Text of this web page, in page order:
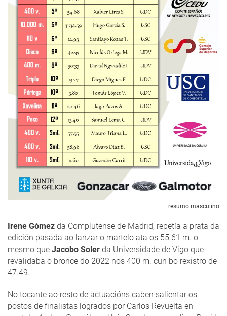
resumo masculino
Irene Gómez da Complutense de Madrid, repetía a prata da
edición pasada ao lanzar o martelo ata os 55.61 m. o
mesmo que Jacobo Soler da Universidade de Vigo que
revalidaba o bronce do 2022 nos 400 m. cun bo rexistro de
47.49.
No tocante ao resto de actuacións caben salientar os
postos de finalistas logrados por Carlos Revuelta en